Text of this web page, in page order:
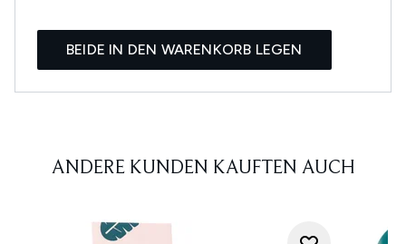
BEIDE IN DEN WARENKORB LEGEN
ANDERE KUNDEN KAUFTEN AUCH